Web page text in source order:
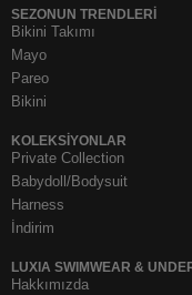
SEZONUN TRENDLERI
Bikini Takımı
Mayo
Pareo
Bikini
KOLEKSIYONLAR
Private Collection
Babydoll/Bodysuit
Harness
İndirim
LUXIA SWIMWEAR &
Hakkımızda